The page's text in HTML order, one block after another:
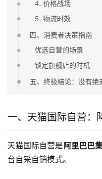
4. 价格战场
5. 物流时效
四、消费者决策指南
优选自营的场景
锁定旗舰店的时机
五、终极结论：没有绝
一、天猫国际自营：
天猫国际自营是 阿里巴巴
台自采自销模式。